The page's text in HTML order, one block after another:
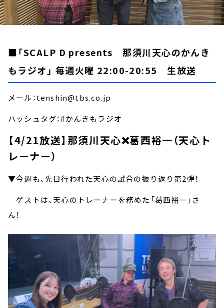
■「SCALP D presents 那須川天心のかんき
もラジオ」 毎週火曜 22:00-20:55 生放送
メール：tenshin@tbs.co.jp
ハッシュタグ：#かんきもラジオ
【4/21放送】那須川天心❌葛西裕一（天心ト
レーナー）
▼今週も、先日行われた天心の試合の振り返り第2弾！
ゲストは、天心のトレーナーを務めた「葛西裕一」さ
ん！